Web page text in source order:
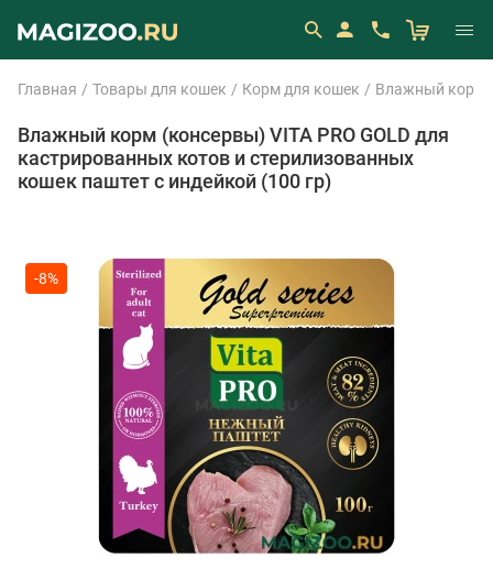
Главная Товары для кошек Корм для кошек Влажный корм
Влажный корм (консервы) VITA PRO GOLD для
кастрированных котов и стерилизованных
кошек паштет с индейкой (100 гр)
-8%